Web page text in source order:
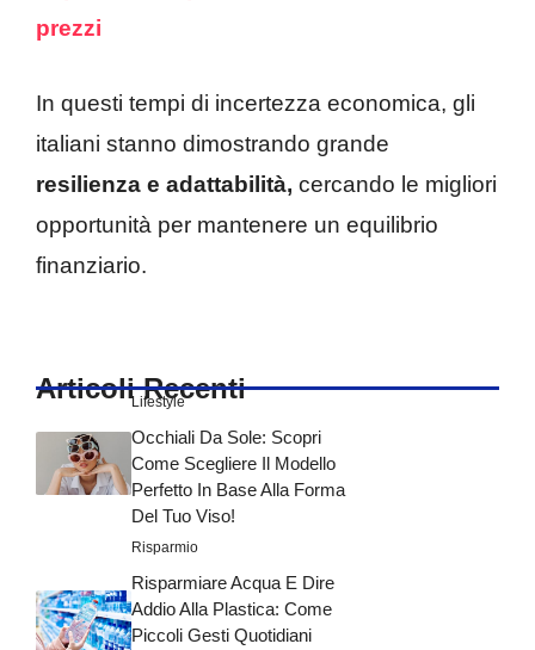
prezzi
In questi tempi di incertezza economica, gli
italiani stanno dimostrando grande
resilienza e adattabilità, cercando le migliori
opportunità per mantenere un equilibrio
finanziario.
Articoli Recenti
Lifestyle
Occhiali Da Sole: Scopri
Come Scegliere Il Modello
Perfetto In Base Alla Forma
Del Tuo Viso!
Risparmio
Risparmiare Acqua E Dire
Addio Alla Plastica: Come
Piccoli Gesti Quotidiani